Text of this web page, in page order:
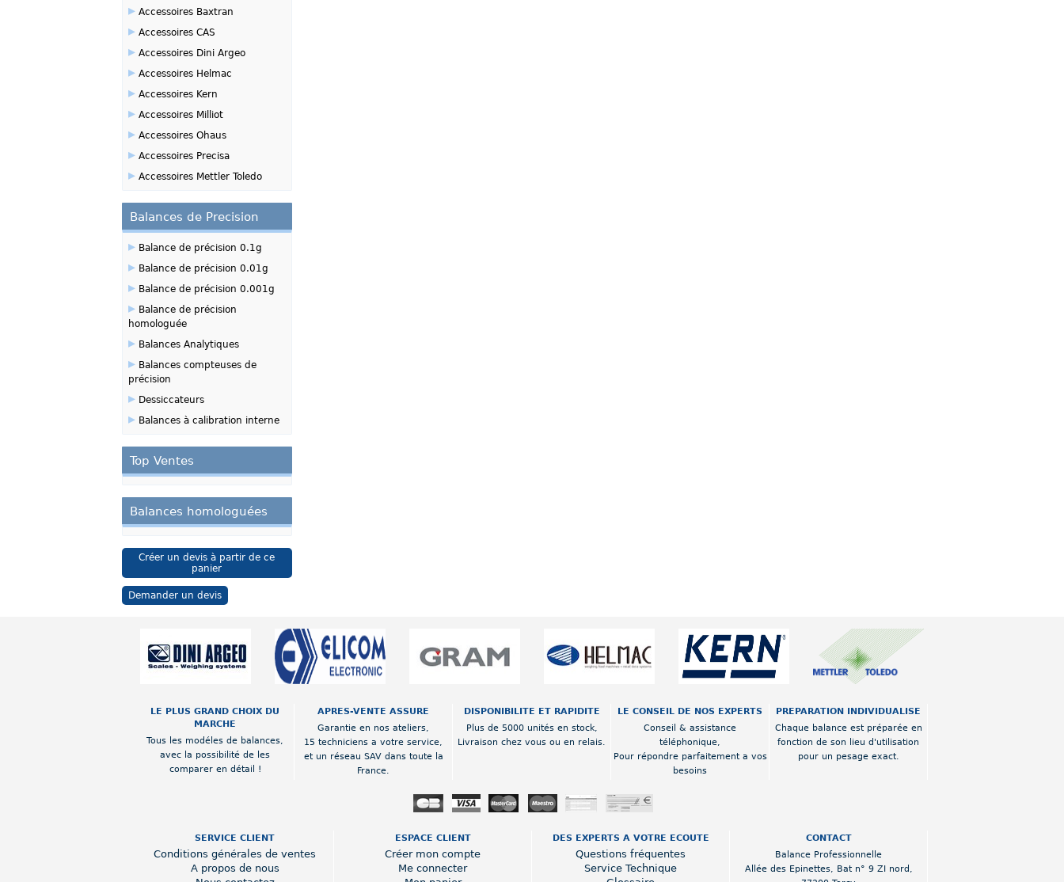
▸Accessoires Baxtran
▸Accessoires CAS
▸Accessoires Dini Argeo
▸Accessoires Helmac
▸Accessoires Kern
▸Accessoires Milliot
▸Accessoires Ohaus
▸Accessoires Precisa
▸Accessoires Mettler Toledo
Balances de Precision
▸Balance de précision 0.1g
▸Balance de précision 0.01g
▸Balance de précision 0.001g
▸Balance de précision
homologuée
▸Balances Analytiques
▸Balances compteuses de
précision
▸Dessiccateurs
▸Balances à calibration interne
Top Ventes
Balances homologuées
Créer un devis à partir de ce
panier
Demander un devis
LE PLUS GRAND CHOIX DU
MARCHE
Tous les modéles de balances,
avec la possibilité de les
comparer en détail !
APRES-VENTE ASSURE
Garantie en nos ateliers,
15 techniciens a votre service,
et un réseau SAV dans toute la
France.
DISPONIBILITE ET RAPIDITE
Plus de 5000 unités en stock,
Livraison chez vous ou en relais.
LE CONSEIL DE NOS EXPERTS
Conseil & assistance
téléphonique,
Pour répondre parfaitement a vos
besoins
PREPARATION INDIVIDUALISE
Chaque balance est préparée en
fonction de son lieu d'utilisation
pour un pesage exact.
SERVICE CLIENT
Conditions générales de ventes
A propos de nous
ESPACE CLIENT
Créer mon compte
Me connecter
DES EXPERTS A VOTRE ECOUTE
Questions fréquentes
Service Technique
CONTACT
Balance Professionnelle
Allée des Epinettes, Bat n° 9 ZI nord ,